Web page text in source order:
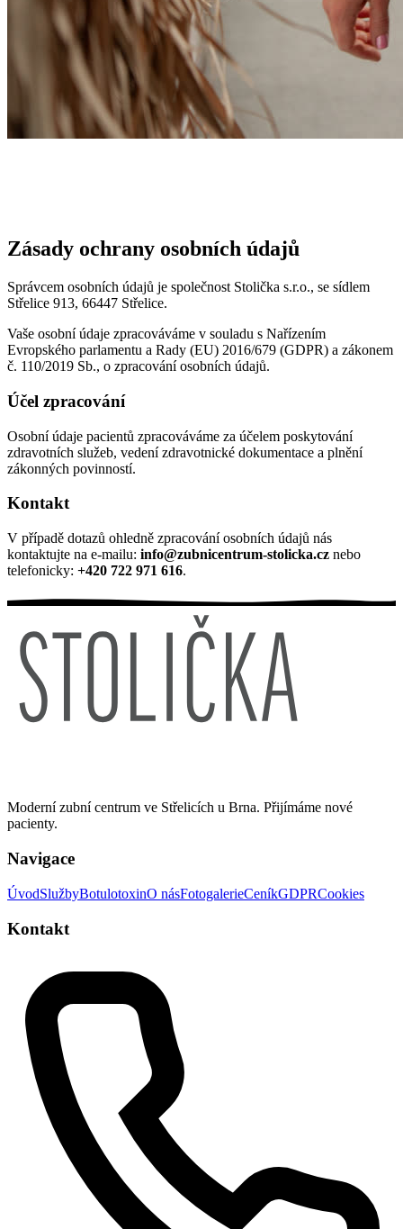
Zásady ochrany osobních údajů
Správcem osobních údajů je společnost Stolička s.r.o., se sídlem
Střelice 913, 66447 Střelice.
Vaše osobní údaje zpracováváme v souladu s Nařízením
Evropského parlamentu a Rady (EU) 2016/679 (GDPR) a zákonem
č. 110/2019 Sb., o zpracování osobních údajů.
Účel zpracování
Osobní údaje pacientů zpracováváme za účelem poskytování
zdravotních služeb, vedení zdravotnické dokumentace a plnění
zákonných povinností.
Kontakt
V případě dotazů ohledně zpracování osobních údajů nás
kontaktujte na e-mailu: info@zubnicentrum-stolicka.cz nebo
telefonicky: +420 722 971 616.
Moderní zubní centrum ve Střelicích u Brna. Přijímáme nové
pacienty.
Navigace
ÚvodSlužbyBotulotoxinO násFotogalerieCeníkGDPRCookies
Kontakt